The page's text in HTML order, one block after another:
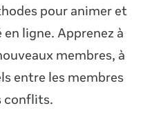
pour animer et
ligne. Apprenez à
membres, à
entre les membres
conflits.